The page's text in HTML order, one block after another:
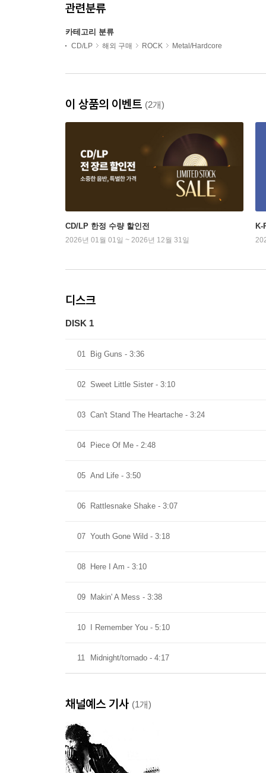
관련분류
카테고리 분류
CD/LP 해외 구매 ROCK Metal/Hardcore
이 상품의 이벤트 (2개)
CD/LP 한정 수량 할인전
2026년 01월 01일 ~ 2026년 12월 31일
K-
디스크
DISK 1
01 Big Guns - 3:36
02 Sweet Little Sister - 3:10
03 Can't Stand The Heartache - 3:24
04 Piece Of Me - 2:48
05 And Life - 3:50
06 Rattlesnake Shake - 3:07
07 Youth Gone Wild - 3:18
08 Here I Am - 3:10
09 Makin' A Mess - 3:38
10 I Remember You - 5:10
11 Midnight/tornado - 4:17
채널예스 기사 (1개)